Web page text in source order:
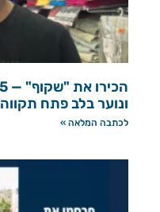
ונוער בלב פתח תקווה
לכתבה המלאה »